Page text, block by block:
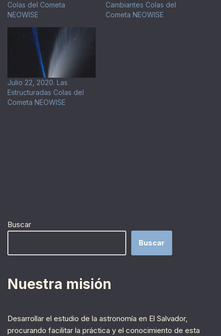
Colas del Cometa
NEOWISE
Cambiantes Colas del
Cometa NEOWISE
Julio 22, 2020. Las
Estructuradas Colas del
Cometa NEOWISE
Buscar
Buscar
Nuestra misión
Desarrollar el estudio de la astronomía en El Salvador,
procurando facilitar la práctica y el conocimiento de esta